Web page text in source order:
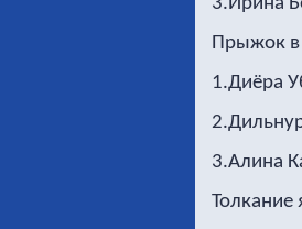
Прыжок в
1.Диёра
3.Алина
Толкание